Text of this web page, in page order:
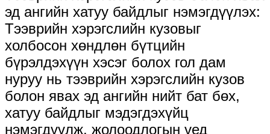
эд ангийн хатуу байдлыг нэмэгдүүлэх:
Тээврийн хэрэгслийн кузовыг
холбосон хөндлөн бүтцийн
бүрэлдэхүүн хэсэг болох гол дам
нуруу нь тээврийн хэрэгслийн кузов
болон явах эд ангийн нийт бат бөх,
хатуу байдлыг мэдэгдэхүйц
нэмэгдүүлж, жолоодлогын үед